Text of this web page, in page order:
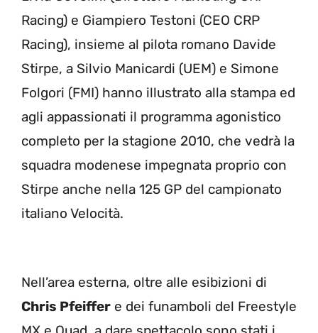
Racing) e Giampiero Testoni (CEO CRP
Racing), insieme al pilota romano Davide
Stirpe, a Silvio Manicardi (UEM) e Simone
Folgori (FMI) hanno illustrato alla stampa ed
agli appassionati il programma agonistico
completo per la stagione 2010, che vedrà la
squadra modenese impegnata proprio con
Stirpe anche nella 125 GP del campionato
italiano Velocità.
Nell’area esterna, oltre alle esibizioni di
Chris Pfeiffer e dei funamboli del Freestyle